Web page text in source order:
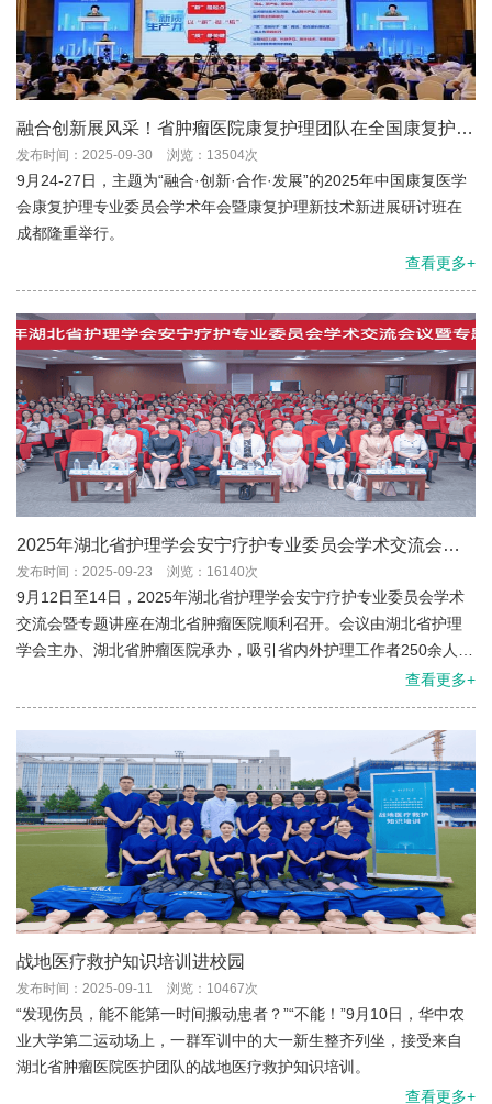
融合创新展风采！省肿瘤医院康复护理团队在全国康复护理
学术年会斩获多项荣誉
发布时间：2025-09-30 浏览：13504次
9月24-27日，主题为“融合·创新·合作·发展”的2025年中国康复医学
会康复护理专业委员会学术年会暨康复护理新技术新进展研讨班在
成都隆重举行。
查看更多+
2025年湖北省护理学会安宁疗护专业委员会学术交流会在
汉成功举办
发布时间：2025-09-23 浏览：16140次
9月12日至14日，2025年湖北省护理学会安宁疗护专业委员会学术
交流会暨专题讲座在湖北省肿瘤医院顺利召开。会议由湖北省护理
学会主办、湖北省肿瘤医院承办，吸引省内外护理工作者250余人参
查看更多+
战地医疗救护知识培训进校园
发布时间：2025-09-11 浏览：10467次
“发现伤员，能不能第一时间搬动患者？”“不能！”9月10日，华中农
业大学第二运动场上，一群军训中的大一新生整齐列坐，接受来自
湖北省肿瘤医院医护团队的战地医疗救护知识培训。
查看更多+